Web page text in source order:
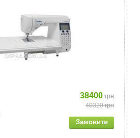
38400 грн
40320грн